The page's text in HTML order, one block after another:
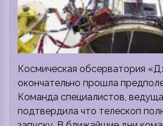
Космическая обсерватория
окончательно прошла
Команда специалистов,
подтвердила что телескоп